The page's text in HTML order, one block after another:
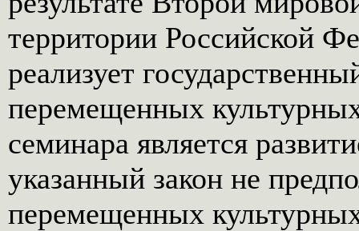
территории Российской
реализует
перемещенных
семинара является
указанный закон не
перемещенных